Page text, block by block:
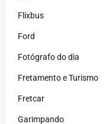
Flixbus
Ford
Fotógrafo do dia
Fretamento e Turismo
Fretcar
Garimpando